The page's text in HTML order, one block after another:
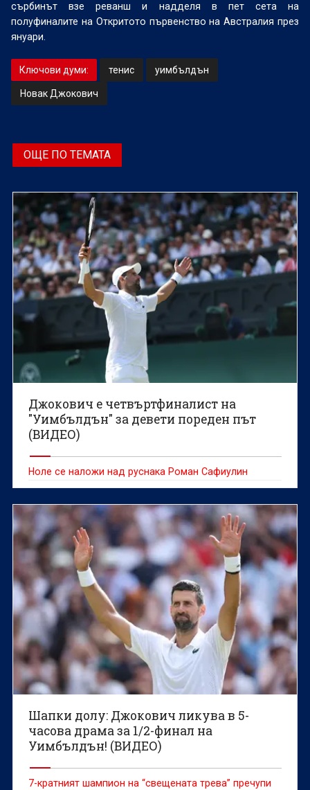
сърбинът взе реванш и надделя в пет сета на
полуфиналите на Откритото първенство на Австралия през
януари.
Ключови думи: тенис уимбълдън
Новак Джокович
ОЩЕ ПО ТЕМАТА
Джокович е четвъртфиналист на
"Уимбълдън" за девети пореден път
(ВИДЕО)
Ноле се наложи над руснака Роман Сафиулин
Шапки долу: Джокович ликува в 5-
часова драма за 1/2-финал на
Уимбълдън! (ВИДЕО)
7-кратният шампион на “свещената трева” пречупи